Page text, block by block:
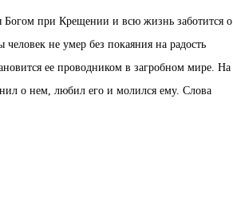
Богом при Крещении и всю жизнь заботится о
человек не умер без покаяния на радость
ее проводником в загробном мире. На
о нем, любил его и молился ему. Слова